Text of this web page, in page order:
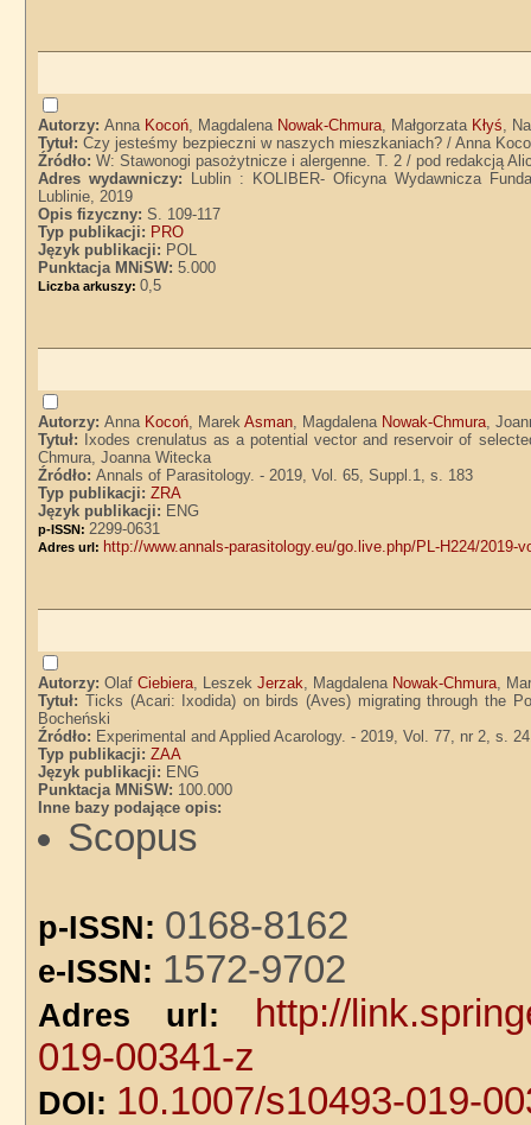
Autorzy:Anna Kocoń, Magdalena Nowak-Chmura, Małgorzata Kłyś,
Tytuł:Czy jesteśmy bezpieczni w naszych mieszkaniach? / Anna
Źródło:W: Stawonogi pasożytnicze i alergenne. T. 2 / pod redakcją
Adres wydawniczy:
Lublin : KOLIBER- Oficyna Wydawnicza
Lublinie, 2019
Opis fizyczny:S. 109-117
Typ publikacji: PRO
Język publikacji: POL
Punktacja MNiSW:5.000
Liczba arkuszy:0,5
Autorzy:Anna Kocoń, MarekAsman, Magdalena Nowak-Chmura,
Tytuł:
Ixodes crenulatus as a potential vector and reservoir of
Chmura, Joanna Witecka
Źródło:Annals of Parasitology. - 2019, Vol. 65, Suppl.1, s. 183
Typ publikacji:ZRA
Język publikacji: ENG
p-ISSN: 2299-0631
Adres url: http://www.annals-parasitology.eu/go.live.php/PL-H224/2019-
Autorzy:OlafCiebiera, LeszekJerzak, Magdalena Nowak-Chmura,
Tytuł: Ticks (Acari: Ixodida) on birds (Aves) migrating through the
Bocheński
Źródło: Experimental and Applied Acarology. - 2019, Vol. 77, nr 2, s.
Typ publikacji:ZAA
Język publikacji: ENG
Punktacja MNiSW: 100.000
Inne bazy podające opis:
Scopus
p-ISSN: 0168-8162
e-ISSN: 1572-9702
Adres url:
http://
019-00341-z
DOI: 10.1007/s10493-019-